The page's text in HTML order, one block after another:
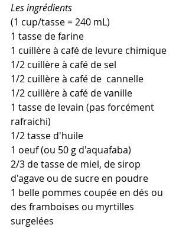
Les ingrédients
(1 cup/tasse = 240 mL)
1 tasse de farine
1 cuillère à café de levure chimique
1/2 cuillère à café de sel
1/2 cuillère à café de  cannelle
1/2 cuillère à café de vanille
1 tasse de levain (pas forcément
rafraichi)
1/2 tasse d'huile
1 oeuf (ou 50 g d'aquafaba)
2/3 de tasse de miel, de sirop
d'agave ou de sucre en poudre
1 belle pommes coupée en dés ou
des framboises ou myrtilles
surgelées